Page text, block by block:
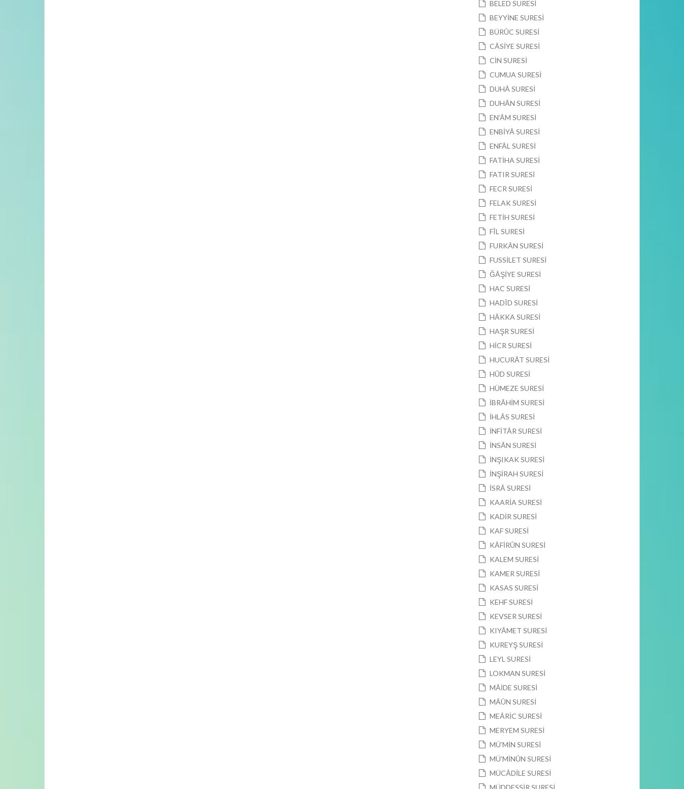
BELED SURESİ
BEYYİNE SURESİ
BÜRÛC SURESİ
CÂSİYE SURESİ
CİN SURESİ
CUMUA SURESİ
DUHÂ SURESİ
DUHÂN SURESİ
EN’ÂM SURESİ
ENBİYÂ SURESİ
ENFÂL SURESİ
FATİHA SURESİ
FATIR SURESİ
FECR SURESİ
FELAK SURESİ
FETİH SURESİ
FÎL SURESİ
FURKÂN SURESİ
FUSSİLET SURESİ
ĞÂŞİYE SURESİ
HAC SURESİ
HADÎD SURESİ
HÂKKA SURESİ
HAŞR SURESİ
HİCR SURESİ
HUCURÂT SURESİ
HÛD SURESİ
HÜMEZE SURESİ
İBRÂHİM SURESİ
İHLÂS SURESİ
İNFİTÂR SURESİ
İNSÂN SURESİ
İNŞIKAK SURESİ
İNŞİRAH SURESİ
İSRÂ SURESİ
KAARİA SURESİ
KADİR SURESİ
KAF SURESİ
KÂFİRÛN SURESİ
KALEM SURESİ
KAMER SURESİ
KASAS SURESİ
KEHF SURESİ
KEVSER SURESİ
KIYÂMET SURESİ
KUREYŞ SURESİ
LEYL SURESİ
LOKMAN SURESİ
MÂİDE SURESİ
MÂÛN SURESİ
MEÂRİC SURESİ
MERYEM SURESİ
MÜ’MİN SURESİ
MÜ’MİNÛN SURESİ
MÜCÂDİLE SURESİ
MÜDDESSİR SURESİ